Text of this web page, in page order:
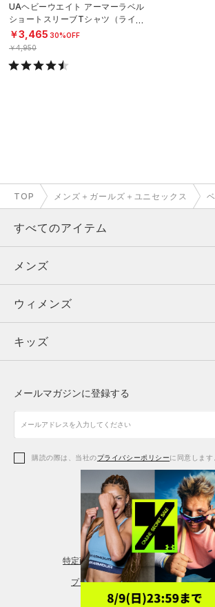
UAヘビーウエイト アーマーラベル
ショートスリーブTシャツ（ライフ
スタイル/MEN）
￥3,465 30%OFF
￥4,950
TOP メンズ＋ガールズ＋ユニセックス
すべてのアイテム
メンズ
ウィメンズ
キッズ
アクセサリー
メンズ
トップス
ボトムス
アクセサリー
ウィメンズ
トップス
シューズ
アクセサリー
レギンス＆タイツ
キッズ
シューズ
メールマガジンに登録する
購読の際は、当社のプライバシーポリシーに同意します
特定商取引法に基づく通販の表記
プライバシーポリシー